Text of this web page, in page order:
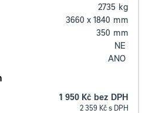
2735 kg
3660 x 1840 mm
350 mm
NE
ANO
1 950 Kč bez DPH
2 359 Kč s DPH